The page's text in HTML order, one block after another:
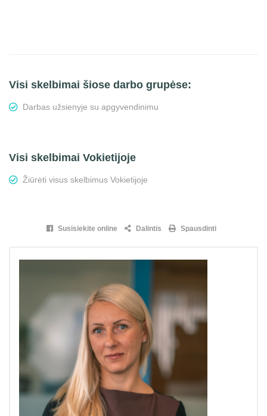
Visi skelbimai šiose darbo grupėse:
Darbas užsienyje su apgyvendinimu
Visi skelbimai Vokietijoje
Žiūrėti visus skelbimus Vokietijoje
Susisiekite online Dalintis Spausdinti